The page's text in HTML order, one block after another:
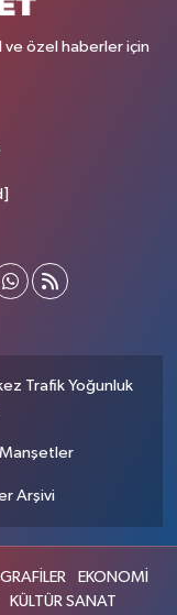
ve özel haberler için
Trafik Yoğunluk
Manşetler
Arşivi
EKONOMİ
KÜLTÜR SANAT